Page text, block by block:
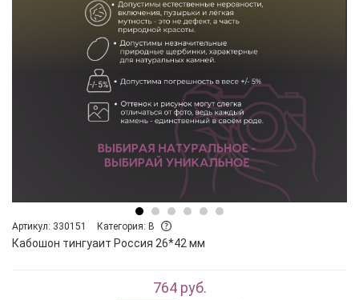
Артикул: 330151 Категория: B
Кабошон тингуаит Россия 26*42 мм
764 руб.